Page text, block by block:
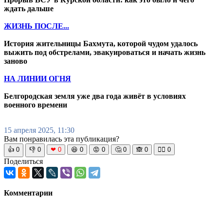
ждать дальше
ЖИЗНЬ ПОСЛЕ...
История жительницы Бахмута, которой чудом удалось
выжить под обстрелами, эвакуироваться и начать жизнь
заново
НА ЛИНИИ ОГНЯ
Белгородская земля уже два года живёт в условиях
военного времени
15 апреля 2025, 11:30
Вам понравилась эта публикация?
👍 0 👎 0 ❤ 0 😆 0 😡 0 🤔 0 🙈 0 🧘‍♀️ 0
Поделиться
Комментарии